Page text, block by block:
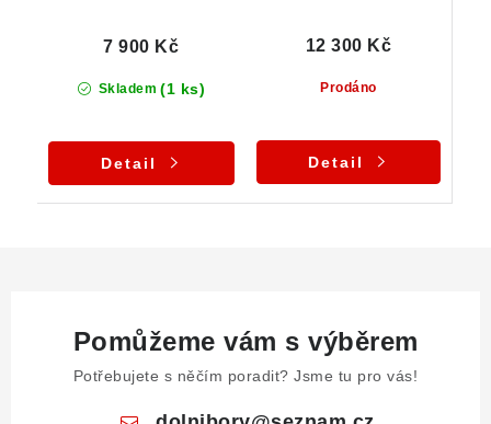
Skladem (1 ks)
7 900 Kč
Detail
Prodáno
12 300 Kč
Detail
Pomůžeme vám s výběrem
Potřebujete s něčím poradit? Jsme tu pro vás!